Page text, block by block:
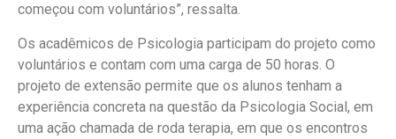
começou com voluntários”, ressalta.
Os acadêmicos de Psicologia participam do projeto como
voluntários e contam com uma carga de 50 horas. O
projeto de extensão permite que os alunos tenham a
experiência concreta na questão da Psicologia Social, em
uma ação chamada de roda terapia, em que os encontros